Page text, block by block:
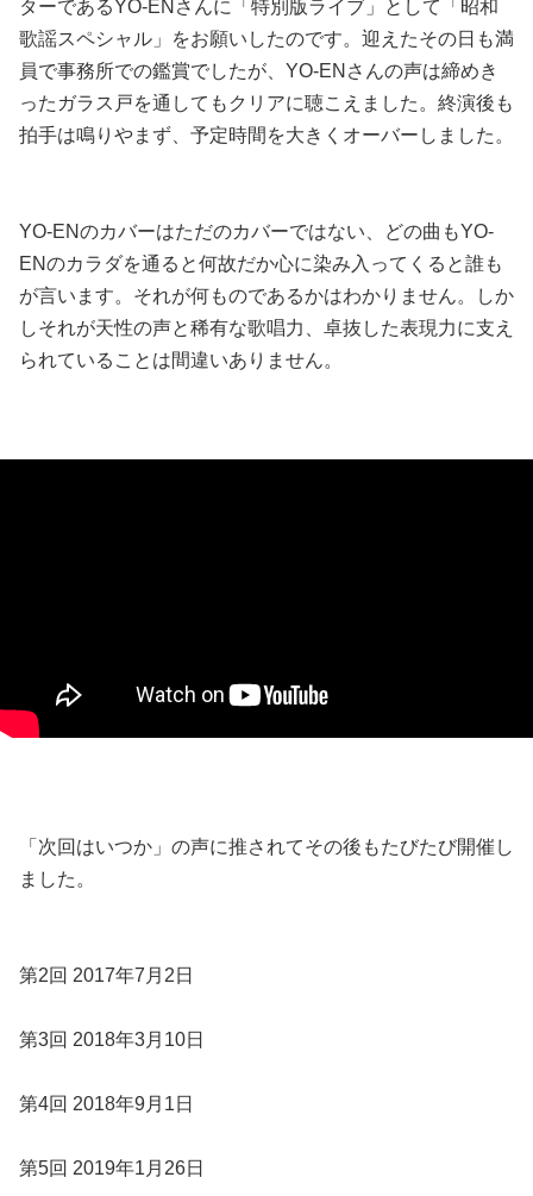
ターであるYO-ENさんに「特別版ライブ」として「昭和
歌謡スペシャル」をお願いしたのです。迎えたその日も満
員で事務所での鑑賞でしたが、YO-ENさんの声は締めき
ったガラス戸を通してもクリアに聴こえました。終演後も
拍手は鳴りやまず、予定時間を大きくオーバーしました。
YO-ENのカバーはただのカバーではない、どの曲もYO-
ENのカラダを通ると何故だか心に染み入ってくると誰も
が言います。それが何ものであるかはわかりません。しか
しそれが天性の声と稀有な歌唱力、卓抜した表現力に支え
られていることは間違いありません。
「次回はいつか」の声に推されてその後もたびたび開催し
ました。
第2回 2017年7月2日
第3回 2018年3月10日
第4回 2018年9月1日
第5回 2019年1月26日